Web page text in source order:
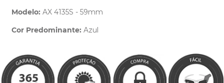
Modelo: AX 4135S - 59mm
Cor Predominante: Azul